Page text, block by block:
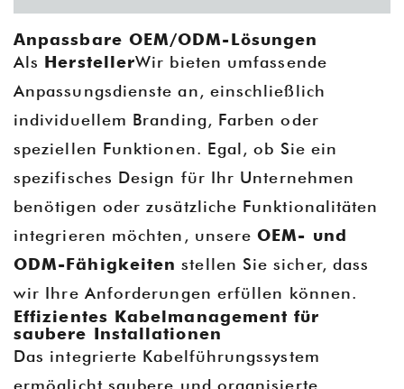
Anpassbare OEM/ODM-Lösungen
Als HerstellerWir bieten umfassende
Anpassungsdienste an, einschließlich
individuellem Branding, Farben oder
speziellen Funktionen. Egal, ob Sie ein
spezifisches Design für Ihr Unternehmen
benötigen oder zusätzliche Funktionalitäten
integrieren möchten, unsereOEM- und
ODM-Fähigkeiten stellen Sie sicher, dass
wir Ihre Anforderungen erfüllen können.
Effizientes Kabelmanagement für
saubere Installationen
Das integrierte Kabelführungssystem